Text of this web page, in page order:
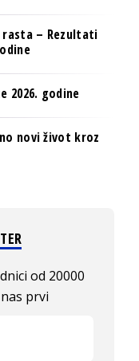
– Rezultati
2026. godine
novi život kroz
od 20000
prvi